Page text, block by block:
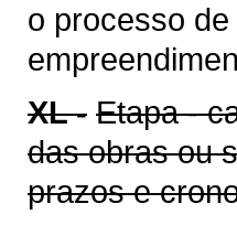
o processo
XL - Etapa -
das obras ou
prazos e